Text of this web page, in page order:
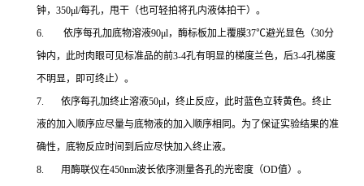
钟，350μl/每孔，甩干（也可轻拍将孔内液体拍干）。
6. 依序每孔加底物溶液90μl，酶标板加上覆膜37℃避光显色（30分
钟内，此时肉眼可见标准品的前3-4孔有明显的梯度兰色，后3-4孔梯度
不明显，即可终止）。
7. 依序每孔加终止溶液50μl，终止反应，此时蓝色立转黄色。终止
液的加入顺序应尽量与底物液的加入顺序相同。为了保证实验结果的准
确性，底物反应时间到后应尽快加入终止液。
8. 用酶联仪在450nm波长依序测量各孔的光密度（OD值）。